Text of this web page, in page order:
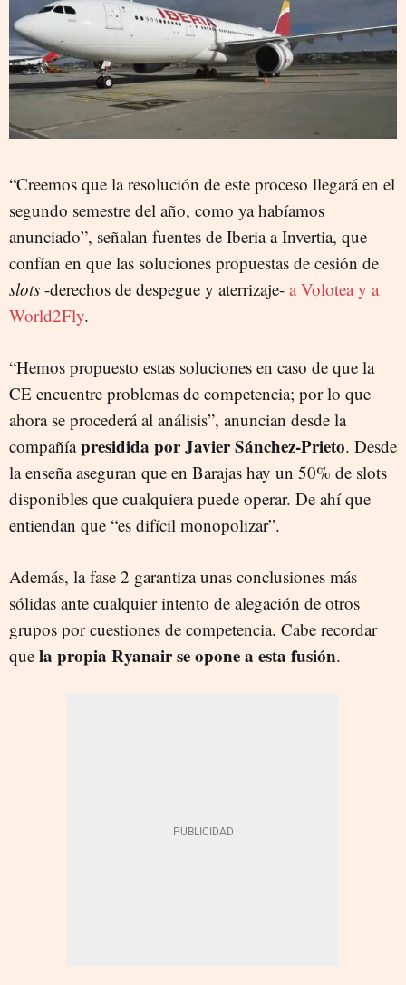
“Creemos que la resolución de este proceso llegará en el
segundo semestre del año, como ya habíamos
anunciado”, señalan fuentes de Iberia a Invertia, que
confían en que las soluciones propuestas de cesión de
slots -derechos de despegue y aterrizaje- a Volotea y a
World2Fly.
“Hemos propuesto estas soluciones en caso de que la
CE encuentre problemas de competencia; por lo que
ahora se procederá al análisis”, anuncian desde la
compañíapresidida por Javier Sánchez-Prieto. Desde
la enseña aseguran que en Barajas hay un 50% de slots
disponibles que cualquiera puede operar. De ahí que
entiendan que “es difícil monopolizar”.
Además, la fase 2 garantiza unas conclusiones más
sólidas ante cualquier intento de alegación de otros
grupos por cuestiones de competencia. Cabe recordar
que la propia Ryanair se opone a esta fusión.